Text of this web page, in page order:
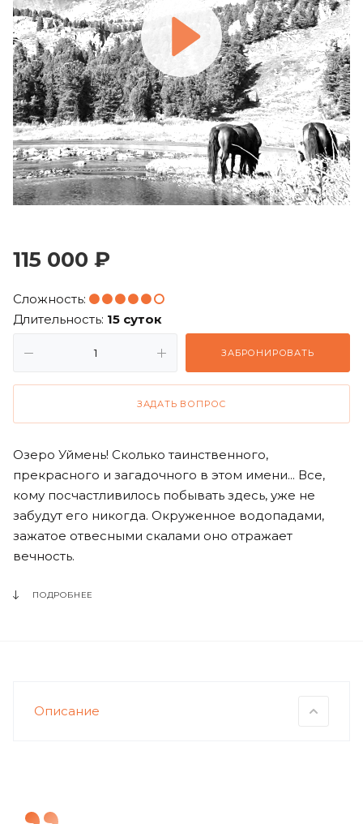
115 000 ₽
Сложность:
Длительность: 15 суток
ЗАБРОНИРОВАТЬ
ЗАДАТЬ ВОПРОС
Озеро Уймень! Сколько таинственного,
прекрасного и загадочного в этом имени... Все,
кому посчастливилось побывать здесь, уже не
забудут его никогда. Окруженное водопадами,
зажатое отвесными скалами оно отражает
вечность.
ПОДРОБНЕЕ
Play
Video
Описание